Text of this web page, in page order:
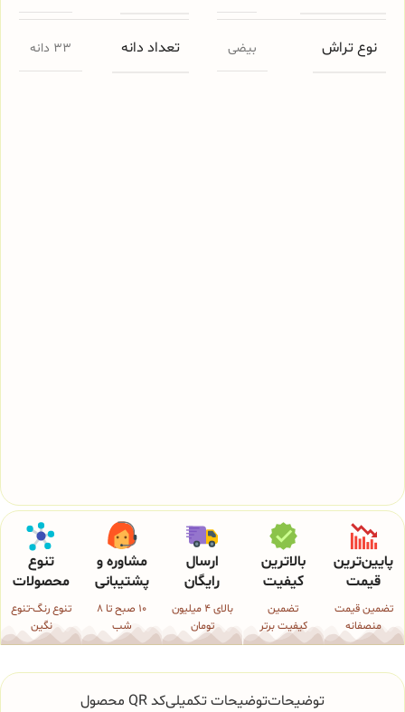
نوع تراش بیضی تعداد دانه 33 دانه
پایین‌ترین
قیمت
تضمین قیمت
منصفانه
بالاترین
کیفیت
تضمین
کیفیت برتر
ارسال
رایگان
بالای 4 میلیون
تومان
مشاوره و
پشتیبانی
10 صبح تا 8
شب
تنوع
محصولات
تنوع رنگ-تنوع
نگین
توضیحاتتوضیحات تکمیلیکد QR محصول